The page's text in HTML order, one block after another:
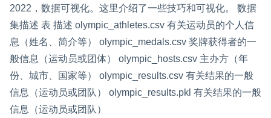
2022，数据可视化。这里介绍了一些技巧和可视化。 数据
集描述 表 描述 olympic_athletes.csv 有关运动员的个人信
息（姓名、简介等） olympic_medals.csv 奖牌获得者的一
般信息（运动员或团体） olympic_hosts.csv 主办方（年
份、城市、国家等） olympic_results.csv 有关结果的一般
信息（运动员或团队） olympic_results.pkl 有关结果的一般
信息（运动员或团队）